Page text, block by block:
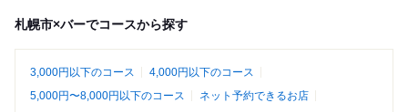
札幌市×バーでコースから探す
3,000円以下のコース
4,000円以下のコース
5,000円〜8,000円以下のコース
ネット予約できるお店